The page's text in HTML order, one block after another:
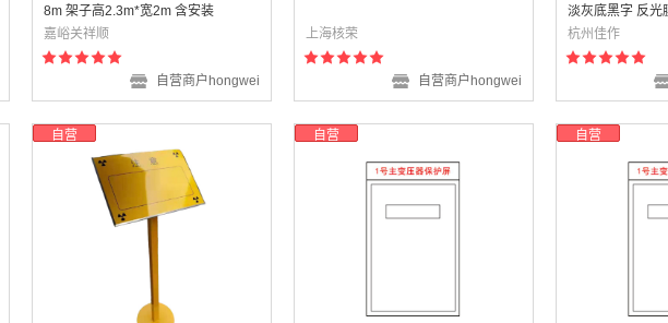
8m 架子高2.3m*宽2m 含安装
嘉峪关祥顺
自营商户hongwei
上海核荣
自营商户hongwei
淡灰底黑字 反光
杭州佳作
自营 自营 自营